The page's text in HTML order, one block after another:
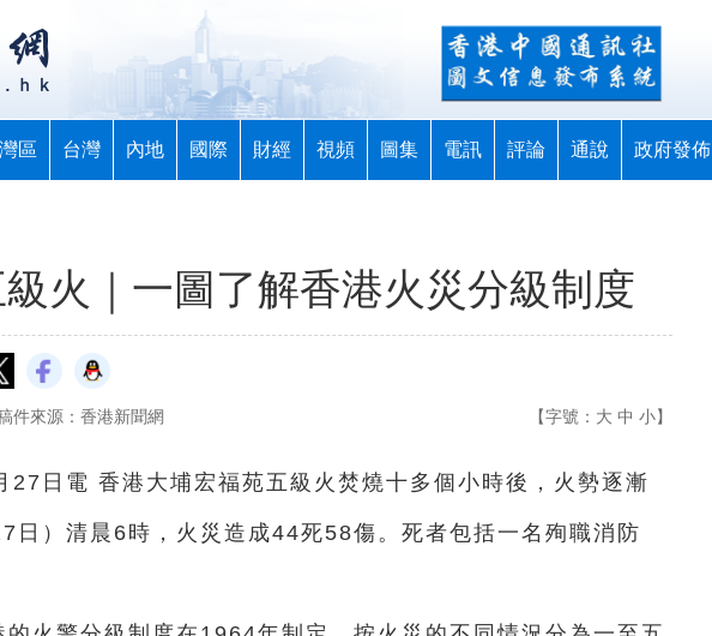
區 台灣 內地 國際 財經 視頻 圖集 電訊 評論 通說 政府發佈
火｜一圖了解香港火災分級制度
件來源：香港新聞網 【字號： 大 中 小】
27日電 香港大埔宏福苑五級火焚燒十多個小時後，火勢逐漸
日）清晨6時，火災造成44死58傷。死者包括一名殉職消防